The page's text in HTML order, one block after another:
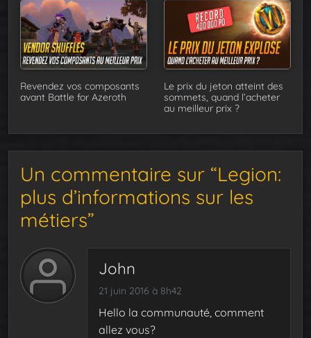
Revendez vos composants
avant Battle for Azeroth
Le prix du jeton atteint des
sommets, quand l’acheter
au meilleur prix ?
Un commentaire sur “Legion:
plus d’informations sur les
métiers”
John
21 juin 2016 à 8h42
Hello la communauté, comment
allez vous?